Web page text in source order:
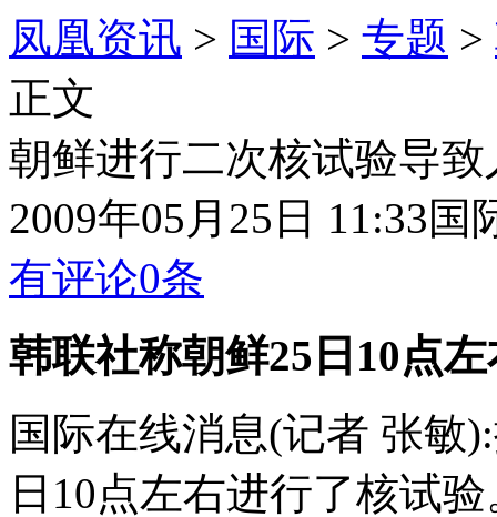
凤凰资讯 > 国际 > 专题 >
正文
朝鲜进行二次核试验导
2009年05月25日 11:33国
有评论0条
韩联社称朝鲜25日10点
国际在线消息(记者 张敏
日10点左右进行了核试验